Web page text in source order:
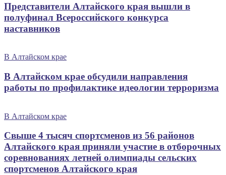
Представители Алтайского края вышли в
полуфинал Всероссийского конкурса
наставников
В Алтайском крае
В Алтайском крае обсудили направления
работы по профилактике идеологии терроризма
В Алтайском крае
Свыше 4 тысяч спортсменов из 56 районов
Алтайского края приняли участие в отборочных
соревнованиях летней олимпиады сельских
спортсменов Алтайского края